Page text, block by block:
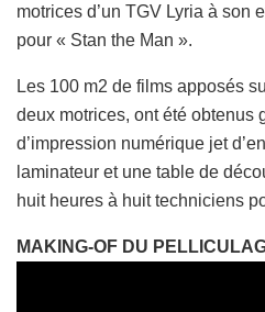
motrices d’un TGV Lyria à son
pour « Stan the Man ».
Les 100 m2 de films apposés
deux motrices, ont été obtenus
d’impression numérique jet
laminateur et une table de
huit heures à huit techniciens
MAKING-OF DU